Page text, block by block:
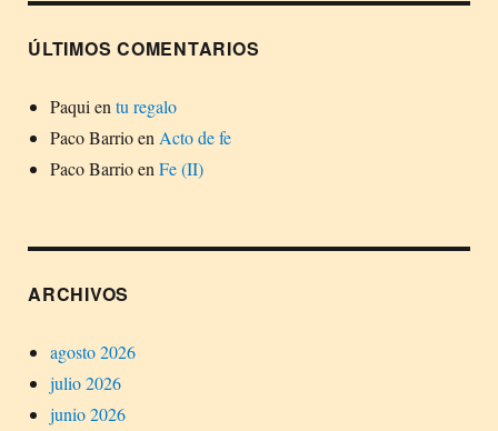
ÚLTIMOS COMENTARIOS
Paqui en tu regalo
Paco Barrioen Acto de fe
Paco Barrioen Fe (II)
ARCHIVOS
agosto 2026
julio 2026
junio 2026